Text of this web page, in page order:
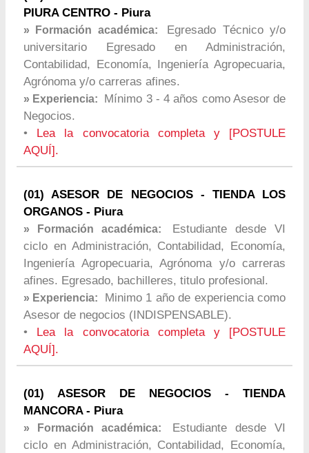
PIURA CENTRO - Piura
» Formación académica:
Egresado Técnico y/o
universitario Egresado en Administración,
Contabilidad, Economía, Ingeniería Agropecuaria,
Agrónoma y/o carreras afines.
» Experiencia:
Mínimo 3 - 4 años como Asesor de
Negocios.
•
Lea la convocatoria completa y [POSTULE
AQUÍ].
(01) ASESOR DE NEGOCIOS - TIENDA LOS
ORGANOS - Piura
» Formación académica:
Estudiante desde VI
ciclo en Administración, Contabilidad, Economía,
Ingeniería Agropecuaria, Agrónoma y/o carreras
afines. Egresado, bachilleres, titulo profesional.
» Experiencia:
Minimo 1 año de experiencia como
Asesor de negocios (INDISPENSABLE).
•
Lea la convocatoria completa y [POSTULE
AQUÍ].
(01) ASESOR DE NEGOCIOS - TIENDA
MANCORA - Piura
» Formación académica:
Estudiante desde VI
ciclo en Administración, Contabilidad, Economía,